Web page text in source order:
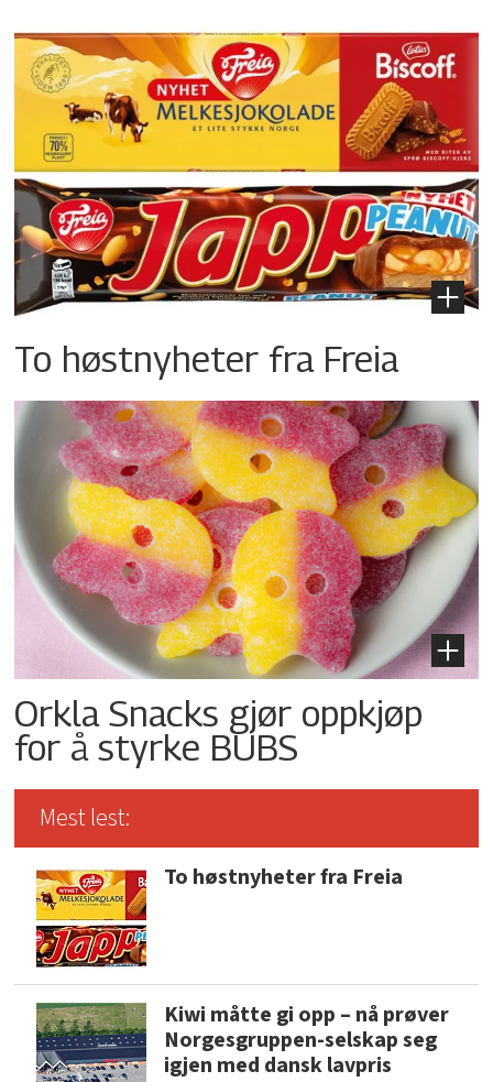
To høstnyheter fra Freia
Orkla Snacks gjør oppkjøp
for å styrke BUBS
Mest lest:
To høstnyheter fra Freia
Kiwi måtte gi opp – nå prøver
Norgesgruppen-selskap seg
igjen med dansk lavpris